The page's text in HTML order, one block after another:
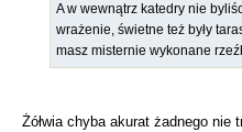
A w wewnątrz katedry nie
wrażenie, świetne też były
masz misternie wykonane
Żółwia chyba akurat żadnego nie